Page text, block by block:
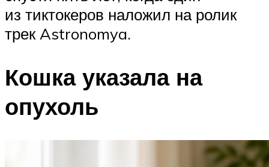
из тиктокеров наложил на ролик
трек Astronomya.
Кошка указала на
опухоль